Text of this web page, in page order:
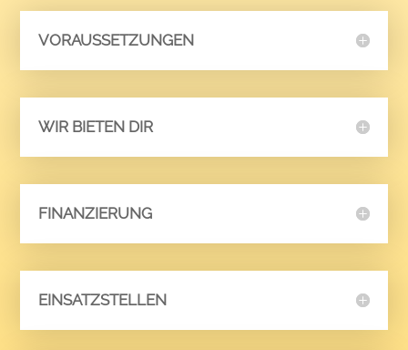
VORAUSSETZUNGEN
WIR BIETEN DIR
FINANZIERUNG
EINSATZSTELLEN